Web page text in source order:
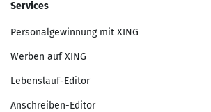
Services
Personalgewinnung mit XING
Werben auf XING
Lebenslauf-Editor
Anschreiben-Editor